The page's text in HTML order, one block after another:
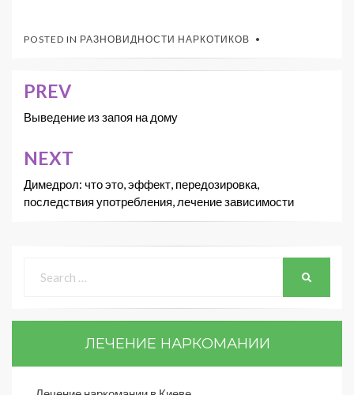
POSTED IN РАЗНОВИДНОСТИ НАРКОТИКОВ
PREV
Выведение из запоя на дому
NEXT
Димедрол: что это, эффект, передозировка,
последствия употребления, лечение зависимости
ЛЕЧЕНИЕ НАРКОМАНИИ